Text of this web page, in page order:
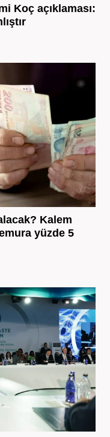
Koç açıklaması:
Kalem
yüzde 5